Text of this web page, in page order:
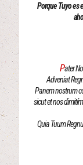
Porque Tuyo es
Pater
Adveniat
Panem nostrum
sicut et nos
Quia Tuum